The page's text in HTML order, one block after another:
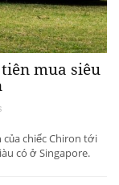
mua siêu
chiếc Chiron tới
có ở Singapore.